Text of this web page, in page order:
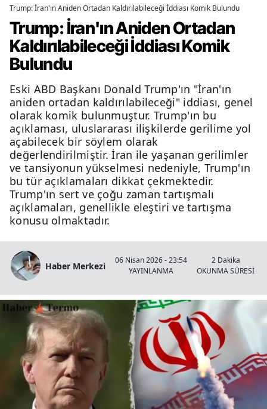
Trump: İran'ın Aniden Ortadan Kaldırılabileceği İddiası Komik Bulundu
Trump: İran'ın Aniden Ortadan
Kaldırılabileceği İddiası Komik
Bulundu
Eski ABD Başkanı Donald Trump'ın "İran'ın
aniden ortadan kaldırılabileceği" iddiası, genel
olarak komik bulunmuştur. Trump'ın bu
açıklaması, uluslararası ilişkilerde gerilime yol
açabilecek bir söylem olarak
değerlendirilmiştir. İran ile yaşanan gerilimler
ve tansiyonun yükselmesi nedeniyle, Trump'ın
bu tür açıklamaları dikkat çekmektedir.
Trump'ın sert ve çoğu zaman tartışmalı
açıklamaları, genellikle eleştiri ve tartışma
konusu olmaktadır.
Haber Merkezi
06 Nisan 2026 - 23:54
YAYINLANMA
2 Dakika
OKUNMA SÜRESİ